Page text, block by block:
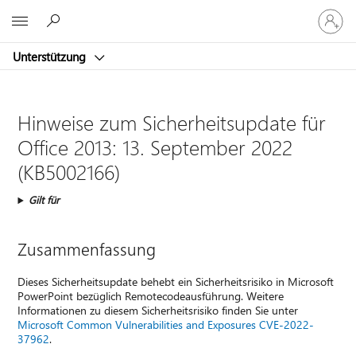
Unterstützung
Bei
Ihrem
Konto
Hinweise zum Sicherheitsupdate für
Office 2013: 13. September 2022
(KB5002166)
Gilt für
Zusammenfassung
Dieses Sicherheitsupdate behebt ein Sicherheitsrisiko in Microsoft
PowerPoint bezüglich Remotecodeausführung. Weitere
Informationen zu diesem Sicherheitsrisiko finden Sie unter
Microsoft Common Vulnerabilities and Exposures CVE-2022-
37962.